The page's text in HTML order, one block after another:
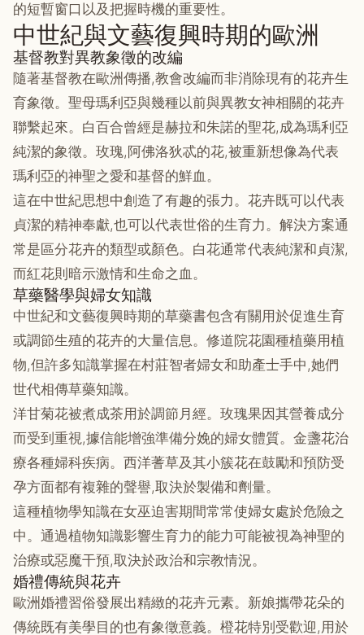
的短暫窗口以及把握時機的重要性。
中世紀與文藝復興時期的歐洲
基督教對異教象徵的改編
隨著基督教在歐洲傳播,教會改編而非消除現有的花卉生
育象徵。聖母瑪利亞與幾種以前與異教女神相關的花卉
聯繫起來。白百合曾經是赫拉和朱諾的聖花,成為瑪利亞
純潔的象徵。玫瑰,阿佛洛狄忒的花,被重新想像為代表
瑪利亞的神聖之愛和基督的鮮血。
這在中世紀思想中創造了有趣的張力。花卉既可以代表
貞潔的精神奉獻,也可以代表世俗的生育力。解決方案通
常是區分花卉的類型或顏色。白花通常代表純潔和貞潔,
而紅花則暗示激情和生命之血。
草藥醫學與婦女知識
中世紀和文藝復興時期的草藥書包含有關用於促進生育
或調節生殖的花卉的大量信息。修道院花園種植藥用植
物,但許多知識掌握在村莊智者婦女和助產士手中,她們
世代相傳草藥知識。
洋甘菊花被煮成茶用於調節月經。玫瑰果因其營養成分
而受到重視,據信能增強準備分娩的婦女體質。金盞花治
療各種婦科疾病。西洋蓍草及其小簇花在鼓勵和預防受
孕方面都有複雜的聲譽,取決於製備和劑量。
這種植物學知識在女巫迫害期間常常使婦女處於危險之
中。通過植物知識影響生育力的能力可能被視為神聖的
治療或惡魔干預,取決於政治和宗教情況。
婚禮傳統與花卉
歐洲婚禮習俗發展出精緻的花卉元素。新娘攜帶花朵的
傳統既有美學目的也有象徵意義。橙花特別受歡迎,用於